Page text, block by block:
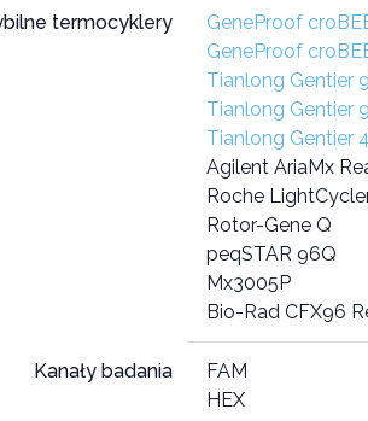
termocyklery
GeneProof
GeneProof
Tianlong Gentier
Tianlong Gentier
Tianlong Gentier
Agilent AriaMx
Roche
Rotor-Gene Q
peqSTAR 96Q
Mx3005P
Bio-Rad CFX96
Kanały badania
FAM
HEX